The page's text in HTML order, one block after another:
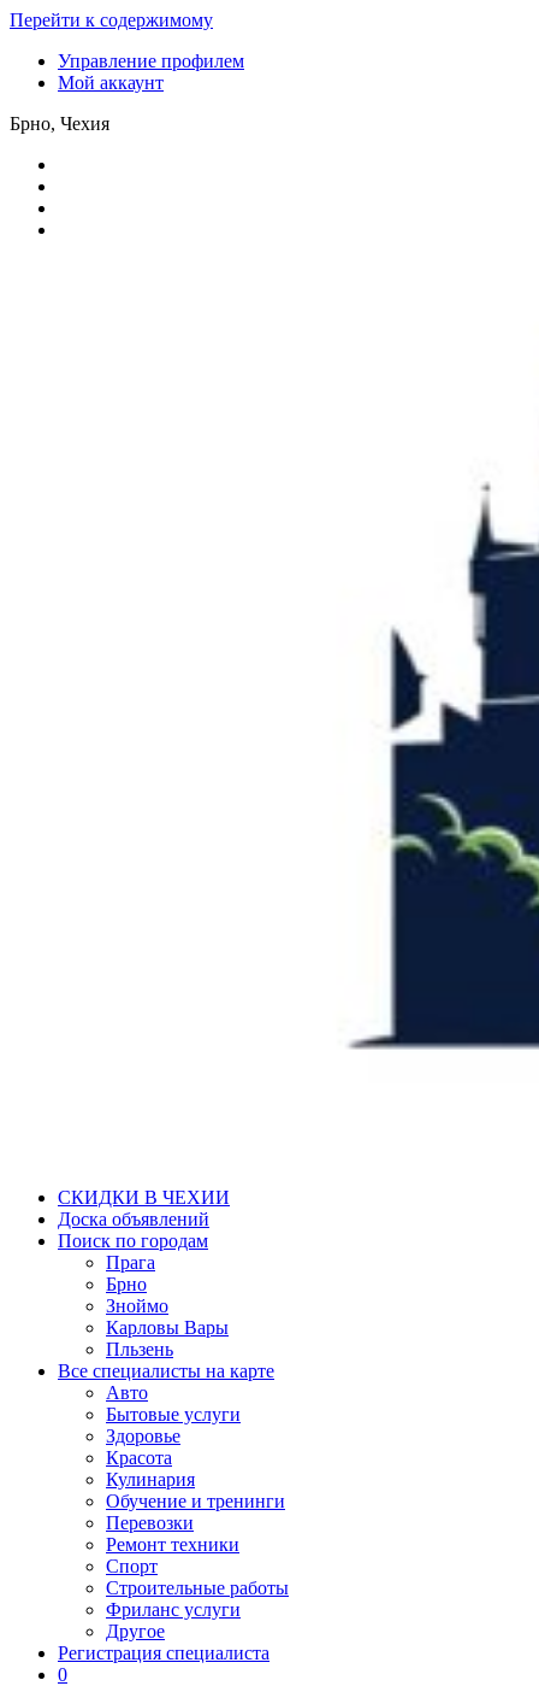
Перейти к содержимому
Управление профилем
Мой аккаунт
Брно, Чехия
СКИДКИ В ЧЕХИИ
Доска объявлений
Поиск по городам
Прага
Брно
Зноймо
Карловы Вары
Пльзень
Все специалисты на карте
Авто
Бытовые услуги
Здоровье
Красота
Кулинария
Обучение и тренинги
Перевозки
Ремонт техники
Спорт
Строительные работы
Фриланс услуги
Другое
Регистрация специалиста
0